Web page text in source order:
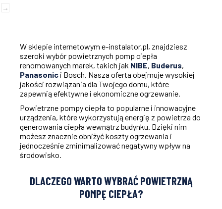
→
W sklepie internetowym e-instalator.pl, znajdziesz
szeroki wybór powietrznych pomp ciepła
renomowanych marek, takich jak NIBE, Buderus,
Panasonic i Bosch. Nasza oferta obejmuje wysokiej
jakości rozwiązania dla Twojego domu, które
zapewnią efektywne i ekonomiczne ogrzewanie.
Powietrzne pompy ciepła to popularne i innowacyjne
urządzenia, które wykorzystują energię z powietrza do
generowania ciepła wewnątrz budynku. Dzięki nim
możesz znacznie obniżyć koszty ogrzewania i
jednocześnie zminimalizować negatywny wpływ na
środowisko.
DLACZEGO WARTO WYBRAĆ POWIETRZNĄ
POMPĘ CIEPŁA?